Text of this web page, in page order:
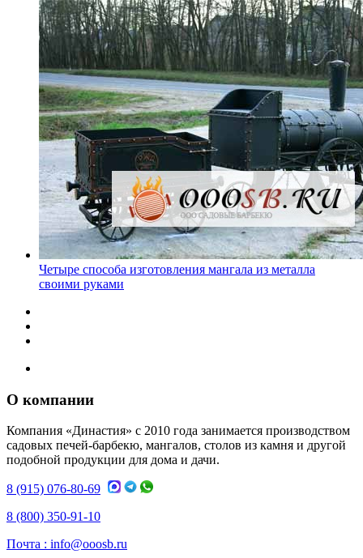
Четыре способа изготовления мангала из металла
своими руками
О компании
Компания «Династия» с 2010 года занимается производством
садовых печей-барбекю, мангалов, столов из камня и другой
подобной продукции для дома и дачи.
8 (915) 076-80-69
8 (800) 350-91-10
Почта : info@ooosb.ru